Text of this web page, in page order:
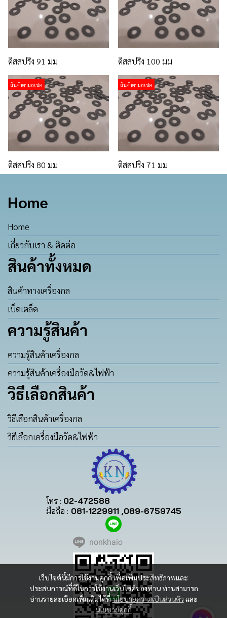
ดิสสปริง 91 มม ดิสสปริง 100 มม
สินค้าตามสเปค
ดิสสปริง 80 มม
สินค้าตามสเปค
ดิสสปริง 71 มม
เว็บไซต์นี้มีการใช้งานคุกกี้ เพื่อเพิ่มประสิทธิภาพและ
ประสบการณ์ที่ดีในการใช้งานเว็บไซต์ของท่าน ท่านสามารถ
อ่านรายละเอียดเพิ่มเติมได้ที่นโยบายความเป็นส่วนตัว และ
นโยบายคุกกี้
Home
Home
เกี่ยวกับเรา & ติดต่อ
สินค้าทั้งหมด
สินค้าทางเครื่องกล
เบ็ดเตล็ด
ความรู้สินค้า
ความรู้สินค้าเครื่องกล
ความรู้สินค้าเครื่องมือวัด&ไฟฟ้า
วิธีเลือกสินค้า
วิธีเลือกสินค้าเครื่องกล
วิธีเลือกเครื่องมือวัด&ไฟฟ้า
โทร : 02-472588
มือถือ : 081-1229911 ,089-6759745
nonkhaio